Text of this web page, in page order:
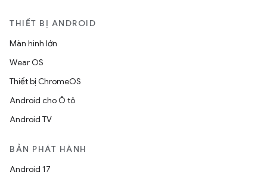
THIẾT BỊ ANDROID
Màn hình lớn
Wear OS
Thiết bị ChromeOS
Android cho Ô tô
Android TV
BẢN PHÁT HÀNH
Android 17